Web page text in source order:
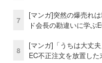
7
[マンガ]突然の爆売れ
ド会長の勘違いに学ぶ
8
[マンガ]「うちは大丈
EC不正注文を放置した